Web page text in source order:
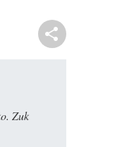
Zuk